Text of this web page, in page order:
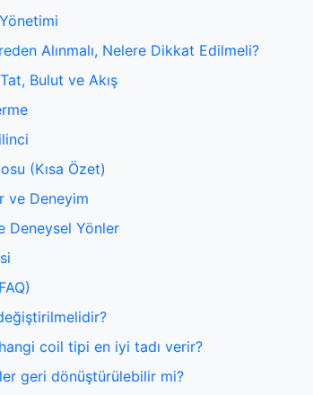
Alınmalı, Nelere Dikkat Edilmeli?
Bulut ve Akış
(Kısa Özet)
ve Deneyim
Deneysel Yönler
coil tipi en iyi tadı verir?
geri dönüştürülebilir mi?